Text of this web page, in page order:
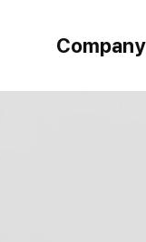
Company